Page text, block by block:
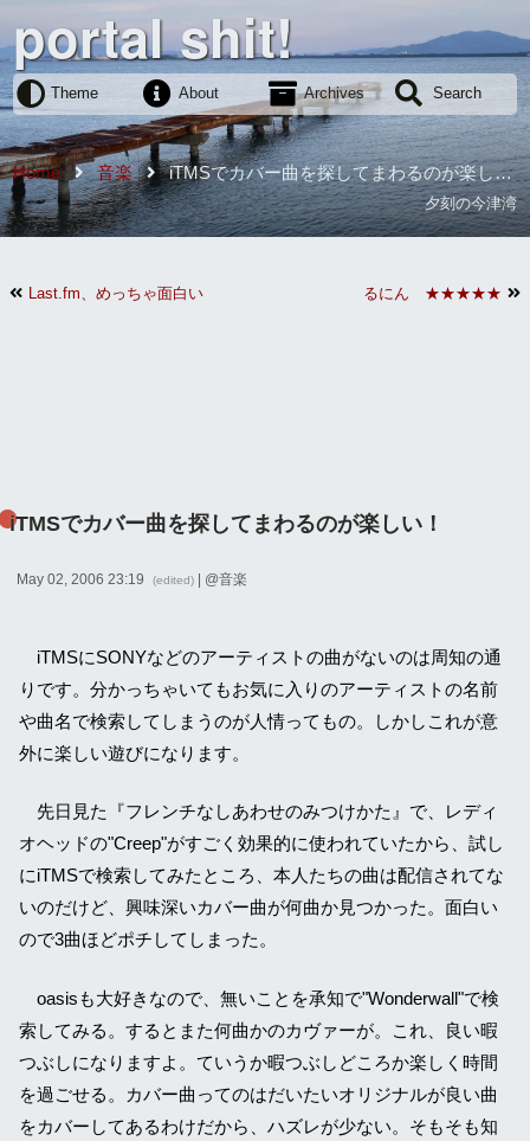
portal shit!
Theme About Archives Search
Home 音楽
iTMSでカバー曲を探してまわるのが楽し
い！
夕刻の今津湾
Last.fm、めっちゃ面白い るにん ★★★★★
iTMSでカバー曲を探してまわるのが楽しい！
May 02, 2006 23:19 (edited) | @音楽
iTMSにSONYなどのアーティストの曲がないのは周知の通
りです。分かっちゃいてもお気に入りのアーティストの名前
や曲名で検索してしまうのが人情ってもの。しかしこれが意
外に楽しい遊びになります。
先日見た『フレンチなしあわせのみつけかた』で、レディ
オヘッドの"Creep"がすごく効果的に使われていたから、試し
にiTMSで検索してみたところ、本人たちの曲は配信されてな
いのだけど、興味深いカバー曲が何曲か見つかった。面白い
ので3曲ほどポチしてしまった。
oasisも大好きなので、無いことを承知で"Wonderwall"で検
索してみる。するとまた何曲かのカヴァーが。これ、良い暇
つぶしになりますよ。ていうか暇つぶしどころか楽しく時間
を過ごせる。カバー曲ってのはだいたいオリジナルが良い曲
をカバーしてあるわけだから、ハズレが少ない。そもそも知